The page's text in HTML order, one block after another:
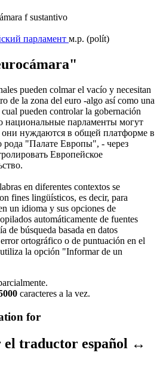
f sustantivo
парламент м.р. (polít)
pueden colmar el vacío y necesitan
de la zona del euro -algo así como una
pueden controlar la gobernación
национальные парламенты могут
они нуждаются в общей платформе в
рода "Палате Европы", - через
Европейское
en diferentes contextos se
fines lingüísticos, es decir, para
un idioma y sus opciones de
automáticamente de fuentes
de búsqueda basada en datos
ortográfico o de puntuación en el
la opción "Informar de un
caracteres a la vez.
for
el traductor español ↔